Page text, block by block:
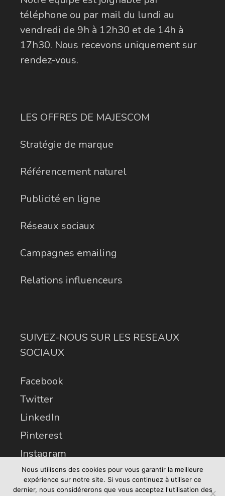
téléphone ou par mail du lundi au
vendredi de 9h à 12h30 et de 14h à
17h30. Nous recevons uniquement sur
rendez-vous.
LES OFFRES DE MAJESCOM
Stratégie de marque
Référencement naturel
Publicité en ligne
Réseaux sociaux
Campagnes emailing
Relations influenceurs
SUIVEZ-NOUS SUR LES RESEAUX
SOCIAUX
Facebook
Twitter
LinkedIn
Pinterest
Instagram
Nous utilisons des cookies pour vous garantir la meilleure
expérience sur notre site. Si vous continuez à utiliser ce
dernier, nous considérerons que vous acceptez l'utilisation des